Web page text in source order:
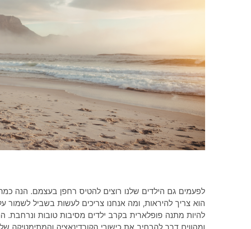
לפעמים גם הילדים שלנו רוצים להטיס רחפן בעצמם. הנה
הוא צריך להיראות, ומה אנחנו צריכים לעשות בשביל לשמור
להיות מתנה פופלארית בקרב ילדים מסיבות טובות ונרחבת.